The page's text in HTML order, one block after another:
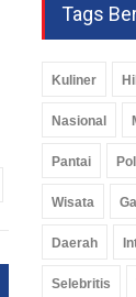
Tags
Kuliner
Nasional
Pantai
Wisata
Daerah
Selebritis